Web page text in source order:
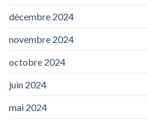
décembre 2024
novembre 2024
octobre 2024
juin 2024
mai 2024